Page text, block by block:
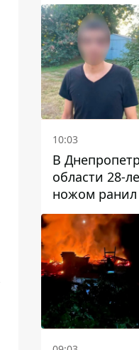
10:03
В
области 28-
ножом ранил
парня